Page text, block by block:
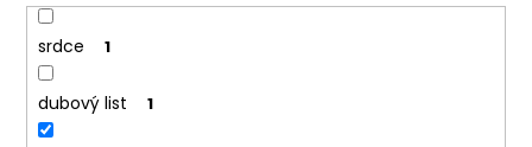
srdce 1
dubový list 1